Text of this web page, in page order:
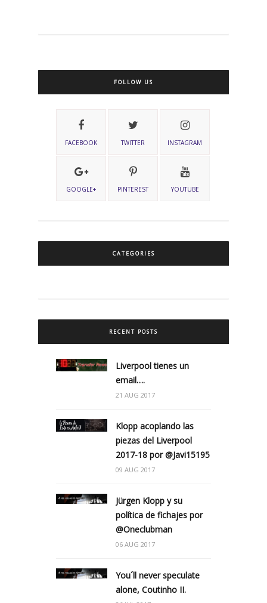
FOLLOW US
FACEBOOK TWITTER INSTAGRAM
GOOGLE+ PINTEREST YOUTUBE
CATEGORIES
RECENT POSTS
Liverpool tienes un
email….
21 AUG 2017
Klopp acoplando las
piezas del Liverpool
2017-18 por @Javi15195
09 AUG 2017
Jürgen Klopp y su
política de fichajes por
@Oneclubman
06 AUG 2017
You´ll never speculate
alone, Coutinho II.